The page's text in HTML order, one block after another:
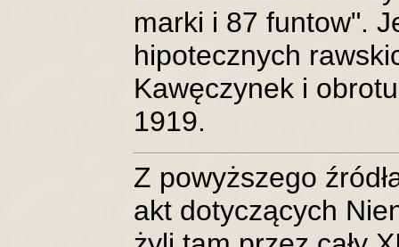
marki i 87 funtow".
hipotecznych
Kawęczynek i
1919.
Z powyższego
akt dotyczących